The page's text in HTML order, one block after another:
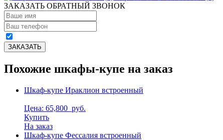
ЗАКАЗАТЬ ОБРАТНЫЙ ЗВОНОК
Похожие шкафы-купе на заказ
Шкаф-купе Ираклион встроенный
Цена: 65,800 руб.
Купить
На заказ
Шкаф-купе Фессалия встроенный